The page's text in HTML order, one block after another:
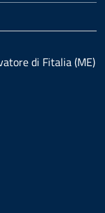
di Fitalia (ME)